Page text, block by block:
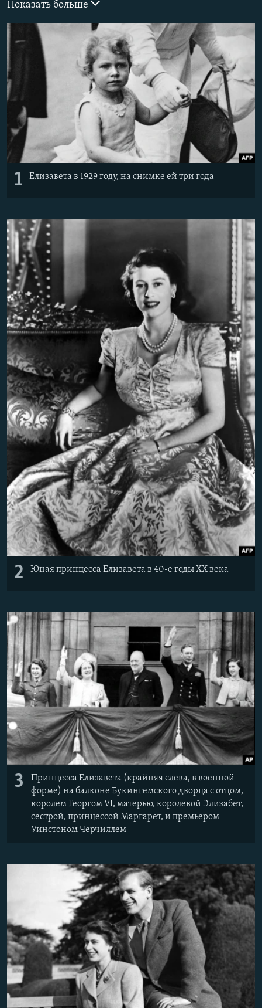
КРЫМ.НЕПОКОРЕННЫЙ
ELIFBE
УКРАИНСКАЯ ПРОБЛЕМА КРЫМА
ПРИСОЕДИНЯЙТЕСЬ!
Все сайты RFE/RL
Показать больше
1 Елизавета в 1929 году, на снимке ей три года
2 Юная принцесса Елизавета в 40-е годы XX века
3
Принцесса Елизавета (крайняя слева, в военной
форме) на балконе Букингемского дворца с отцом,
королем Георгом VI, матерью, королевой Элизабет,
сестрой, принцессой Маргарет, и премьером
Уинстоном Черчиллем